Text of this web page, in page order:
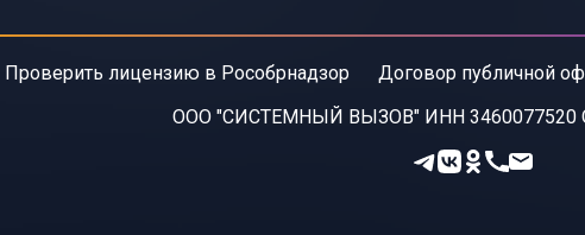
Проверить лицензию в Рособрнадзор Договор публичной
ООО "СИСТЕМНЫЙ ВЫЗОВ" ИНН 3460077520